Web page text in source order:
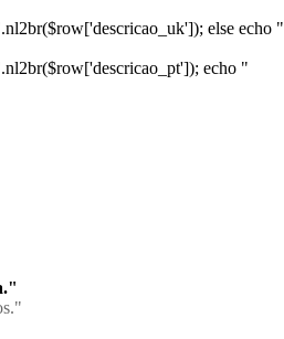
else echo "
echo "